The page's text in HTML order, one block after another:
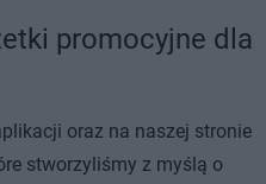
promocyjne dla
oraz na naszej stronie
stworzyliśmy z myślą o